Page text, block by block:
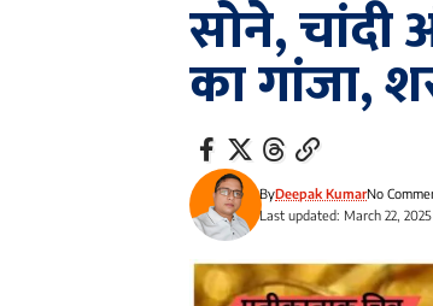
सोने,
का गांजा,
Last updated: March 22,
ByDeepak KumarNo